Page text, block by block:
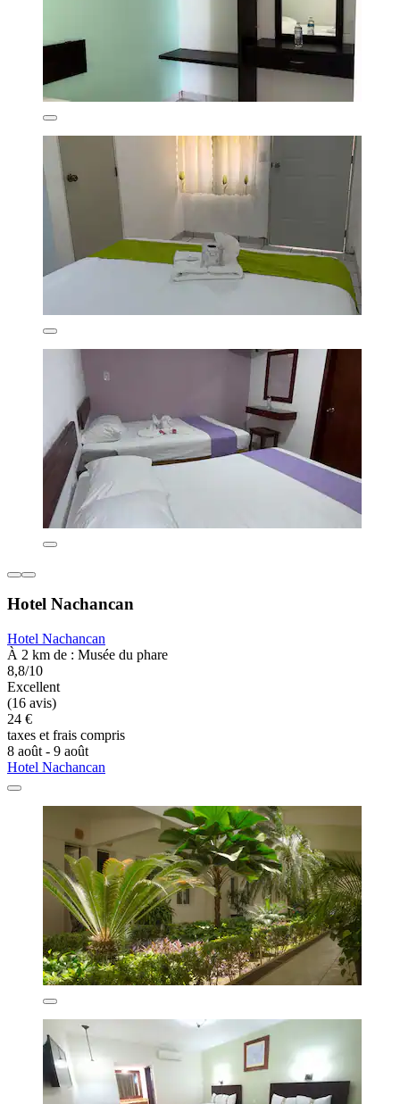
Hotel Nachancan
Hotel Nachancan
À 2 km de : Musée du phare
8,8/10
Excellent
(16 avis)
24 €
taxes et frais compris
8 août - 9 août
Hotel Nachancan